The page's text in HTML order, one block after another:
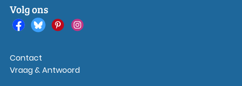
Volg ons
Contact
Vraag & Antwoord